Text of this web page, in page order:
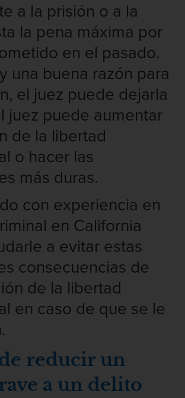
a la prisión o a la
la pena máxima por
en el pasado.
una buena razón para
el juez puede dejarla
juez puede aumentar
de la libertad
o hacer las
más duras.
con experiencia en
en California
a evitar estas
consecuencias de
de la libertad
en caso de que se le
reducir un
a un delito